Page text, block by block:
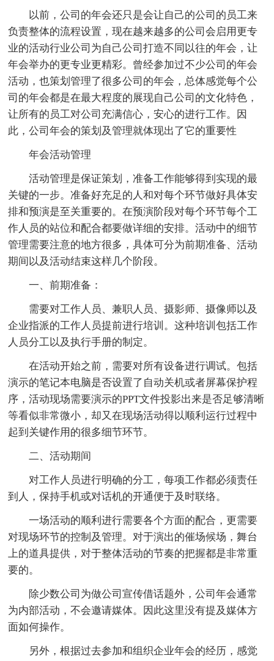
以前，公司的年会还只是会让自己的公司的员工来
负责整体的流程设置，现在越来越多的公司会启用更专
业的活动行业公司为自己公司打造不同以往的年会，让
年会举办的更专业更精彩。曾经参加过不少公司的年会
活动，也策划管理了很多公司的年会，总体感觉每个公
司的年会都是在最大程度的展现自己公司的文化特色，
让所有的员工对公司充满信心，安心的进行工作。因
此，公司年会的策划及管理就体现出了它的重要性
年会活动管理
活动管理是保证策划，准备工作能够得到实现的最
关键的一步。准备好充足的人和对每个环节做好具体安
排和预演是至关重要的。在预演阶段对每个环节每个工
作人员的站位和配合都要做详细的安排。活动中的细节
管理需要注意的地方很多，具体可分为前期准备、活动
期间以及活动结束这样几个阶段。
一、前期准备：
需要对工作人员、兼职人员、摄影师、摄像师以及
企业指派的工作人员提前进行培训。这种培训包括工作
人员分工以及执行手册的制定。
在活动开始之前，需要对所有设备进行调试。包括
演示的笔记本电脑是否设置了自动关机或者屏幕保护程
序，活动现场需要演示的PPT文件投影出来是否足够清晰
等看似非常微小，却又在现场活动得以顺利运行过程中
起到关键作用的很多细节环节。
二、活动期间
对工作人员进行明确的分工，每项工作都必须责任
到人，保持手机或对话机的开通便于及时联络。
一场活动的顺利进行需要各个方面的配合，更需要
对现场环节的控制及管理。对于演出的催场候场，舞台
上的道具提供，对于整体活动的节奏的把握都是非常重
要的。
除少数公司为做公司宣传借话题外，公司年会通常
为内部活动，不会邀请媒体。因此这里没有提及媒体方
面如何操作。
另外，根据过去参加和组织企业年会的经历，感觉